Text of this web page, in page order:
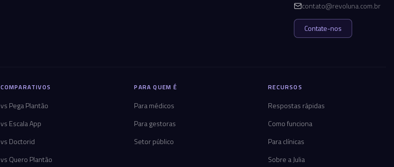
contato@revoluna.com.br
Contate-nos
COMPARATIVOS
vs Pega Plantão
vs Escala App
vs Doctorid
vs Quero Plantão
PARA QUEM É
Para médicos
Para gestoras
Setor público
RECURSOS
Respostas rápidas
Como funciona
Para clínicas
Sobre a Julia